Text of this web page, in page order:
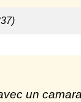
un